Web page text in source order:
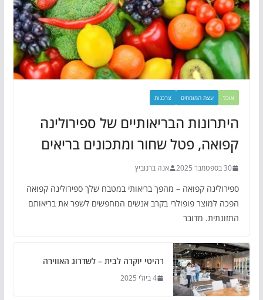
אוכל עצת המומחים צרכנות
היתרונות הבריאותיים של ספירולינה
קפואה, פטל שחור ומתכונים בריאים
30 בספטמבר 2025 אנה ברנוביץ
ספירולינה קפואה – מהפך בריאותי במטבח שלך ספירולינה קפואה
הפכה למוצר פופולרי בקרב אנשים המחפשים לשפר את בריאותם
התזונתית. מדובר
רהיטי יוקרה לבית – לשדרוג האווירה
4 ביולי 2025